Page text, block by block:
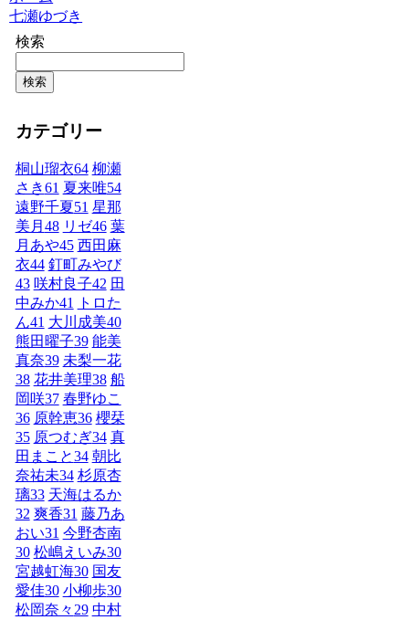
七瀬ゆづき
検索
検索
カテゴリー
桐山瑠衣64 柳瀬
さき61 夏来唯54
遠野千夏 51 星那
美月 48 リゼ46 葉
月あや45 西田麻
衣44 釘町みやび
43 咲村良子42 田
中みか41
トロた
ん41 大川成美40
熊田曜子39 能美
真奈39 未梨一花
38 花井美理38 船
岡咲37 春野ゆこ
36 原幹恵36 櫻栞
35 原つむぎ34 真
田まこと34 朝比
奈祐未34 杉原杏
璃33 天海はるか
32 爽香31 藤乃あ
おい31 今野杏南
30 松嶋えいみ30
宮越虹海30 国友
愛佳30 小柳歩30
松岡奈々29 中村